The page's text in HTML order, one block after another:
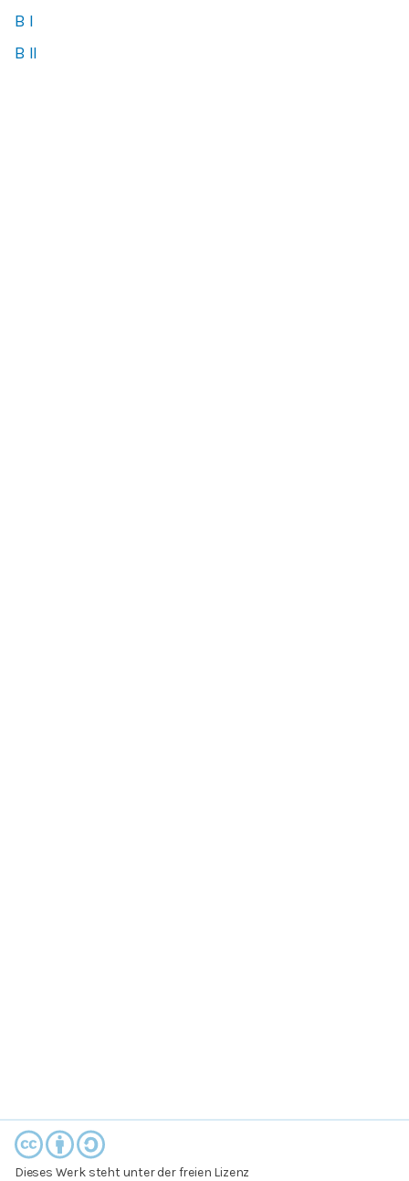
B I
B II
Dieses Werk steht unter der freien Lizenz